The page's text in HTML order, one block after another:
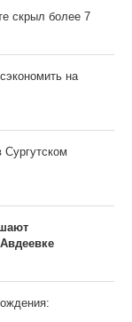
скрыл более 7
на